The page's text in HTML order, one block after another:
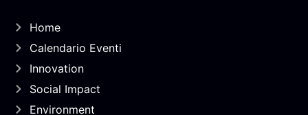
Home
Calendario Eventi
Innovation
Social Impact
Environment